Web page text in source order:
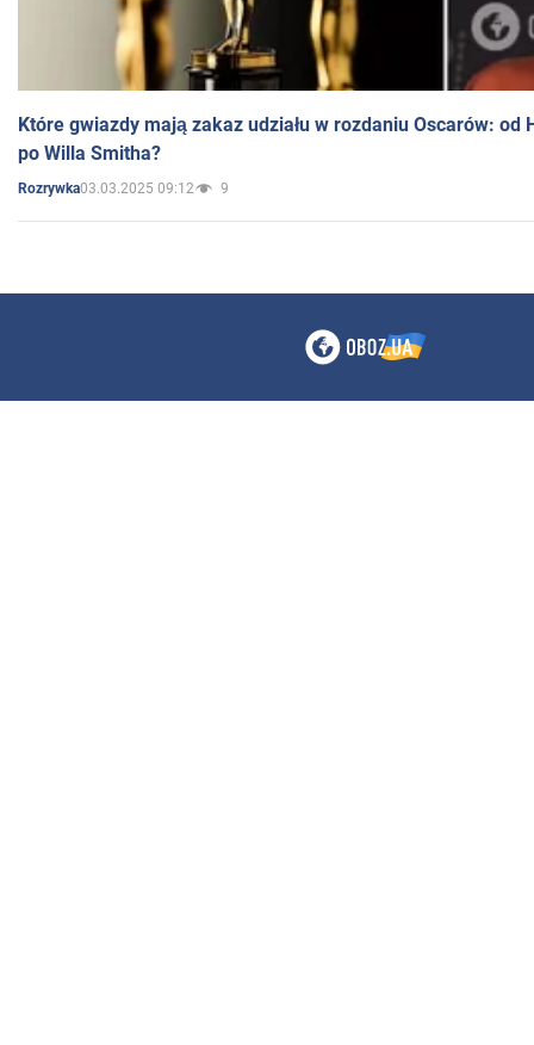
Które gwiazdy mają zakaz udziału w rozdaniu Oscarów: od
po Willa Smitha?
Rozrywka03.03.2025 09:12 9